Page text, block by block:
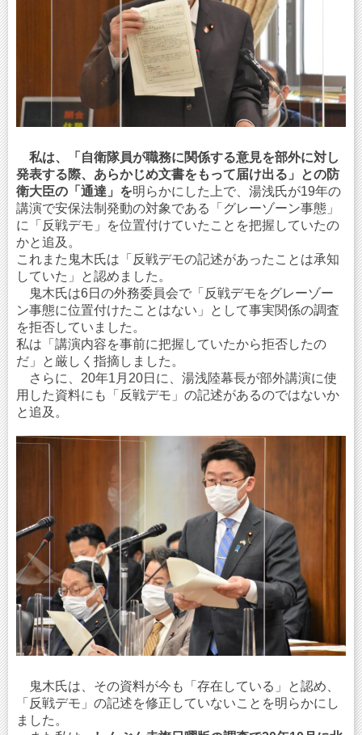
私は、「自衛隊員が職務に関係する意見を部外に対し
発表する際、あらかじめ文書をもって届け出る」との防
衛大臣の「通達」を明らかにした上で、湯浅氏が19年の
講演で安保法制発動の対象である「グレーゾーン事態」
に「反戦デモ」を位置付けていたことを把握していたの
かと追及。
これまた鬼木氏は「反戦デモの記述があったことは承知
していた」と認めました。
鬼木氏は6日の外務委員会で「反戦デモをグレーゾー
ン事態に位置付けたことはない」として事実関係の調査
を拒否していました。
私は「講演内容を事前に把握していたから拒否したの
だ」と厳しく指摘しました。
さらに、20年1月20日に、湯浅陸幕長が部外講演に使
用した資料にも「反戦デモ」の記述があるのではないか
と追及。
鬼木氏は、その資料が今も「存在している」と認め、
「反戦デモ」の記述を修正していないことを明らかにし
ました。